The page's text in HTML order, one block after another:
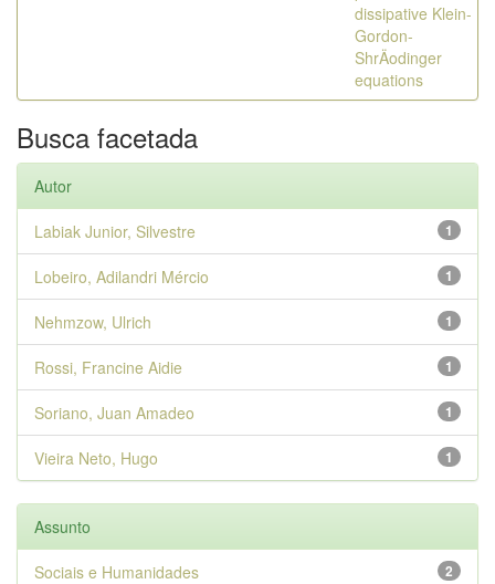
dissipative Klein-
Gordon-
ShrÄodinger
equations
Busca facetada
Autor
1
Labiak Junior, Silvestre
1
Lobeiro, Adilandri Mércio
1
Nehmzow, Ulrich
1
Rossi, Francine Aidie
1
Soriano, Juan Amadeo
1
Vieira Neto, Hugo
Assunto
2
Sociais e Humanidades